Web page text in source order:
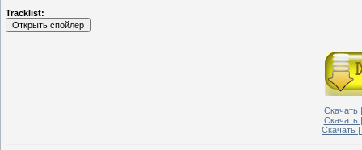
Tracklist:
Скачать
Скачать
Скачать